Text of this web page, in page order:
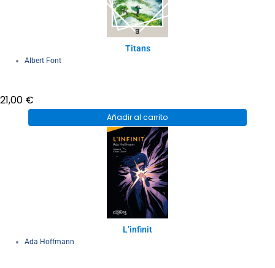
Titans
Albert Font
21,00 €
Añadir al carrito
L’infinit
Ada Hoffmann